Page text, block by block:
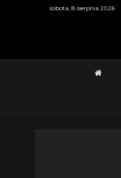
sobota, 8 sierpnia 2026